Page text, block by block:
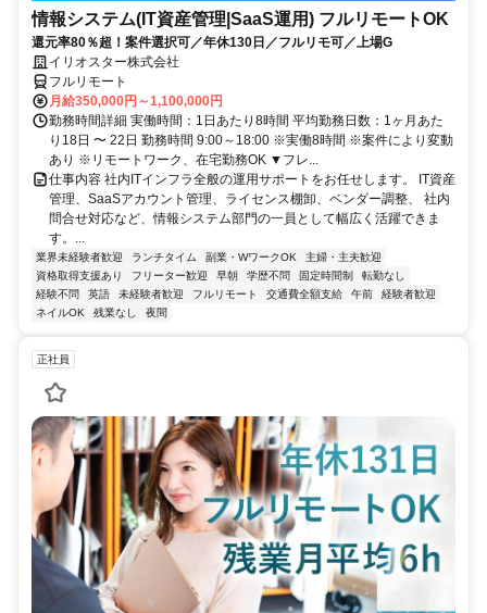
情報システム(IT資産管理|SaaS運用) フルリモートOK
還元率80％超！案件選択可／年休130日／フルリモ可／上場G
イリオスター株式会社
フルリモート
月給350,000円～1,100,000円
勤務時間詳細 実働時間：1日あたり8時間 平均勤務日数：1ヶ月あた
り18日 〜 22日 勤務時間 9:00～18:00 ※実働8時間 ※案件により変動
あり ※リモートワーク、在宅勤務OK ▼フレ...
仕事内容 社内ITインフラ全般の運用サポートをお任せします。 IT資産
管理、SaaSアカウント管理、ライセンス棚卸、ベンダー調整、 社内
問合せ対応など、情報システム部門の一員として幅広く活躍できま
す。...
業界未経験者歓迎 ランチタイム 副業・WワークOK
主婦・主夫歓迎
資格取得支援あり
フリーター歓迎 早朝 学歴不問 固定時間制
転勤なし
経験不問
英語 未経験者歓迎 フルリモート 交通費全額支給 午前
経験者歓迎
ネイルOK
残業なし 夜間
正社員